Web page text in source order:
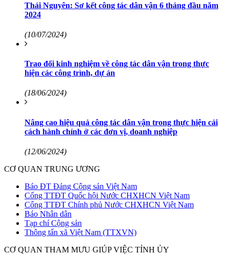
Thái Nguyên: Sơ kết công tác dân vận 6 tháng đầu năm
2024
(10/07/2024)
Trao đổi kinh nghiệm về công tác dân vận trong thực
hiện các công trình, dự án
(18/06/2024)
Nâng cao hiệu quả công tác dân vận trong thực hiện cải
cách hành chính ở các đơn vị, doanh nghiệp
(12/06/2024)
CƠ QUAN TRUNG ƯƠNG
Báo ĐT Đảng Cộng sản Việt Nam
Cổng TTĐT Quốc hội Nước CHXHCN Việt Nam
Cổng TTĐT Chính phủ Nước CHXHCN Việt Nam
Báo Nhân dân
Tạp chí Cộng sản
Thông tấn xã Việt Nam (TTXVN)
CƠ QUAN THAM MƯU GIÚP VIỆC TỈNH ỦY